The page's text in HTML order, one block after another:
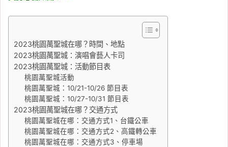
2023桃園萬聖城在哪？時間、地點
2023桃園萬聖城：演唱會藝人卡司
2023桃園萬聖城：活動節目表
桃園萬聖城活動
桃園萬聖城：10/21-10/26 節目表
桃園萬聖城：10/27-10/31 節目表
2023桃園萬聖城在哪？交通方式
桃園萬聖城在哪：交通方式1、台鐵公車
桃園萬聖城在哪：交通方式2、高鐵轉公車
桃園萬聖城在哪：交通方式3、停車場